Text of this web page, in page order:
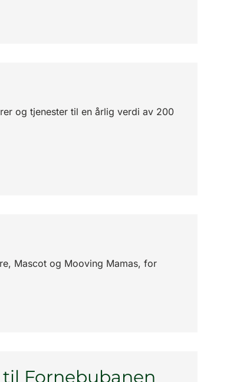
og tjenester til en årlig verdi av 200
Mascot og Mooving Mamas, for
Fornebubanen